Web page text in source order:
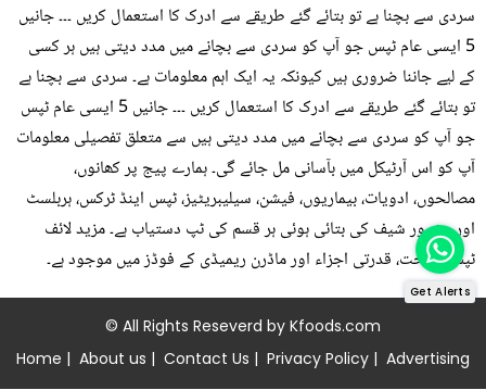
سردی سے بچنا ہے تو بتائے گئے طریقے سے ادرک کا استعمال کریں ۔۔۔ جانیں
5 ایسی عام ٹپس جو آپ کو سردی سے بچانے میں مدد دیتی ہیں ہر کسی
کے لیے جاننا ضروری ہیں کیونکہ یہ ایک اہم معلومات ہے۔ سردی سے بچنا ہے
تو بتائے گئے طریقے سے ادرک کا استعمال کریں ۔۔۔ جانیں 5 ایسی عام ٹپس
جو آپ کو سردی سے بچانے میں مدد دیتی ہیں سے متعلق تفصیلی معلومات
آپ کو اس آرٹیکل میں بآسانی مل جائے گی۔ ہمارے پیج پر کھانوں،
مصالحوں، ادویات، بیماریوں، فیشن، سیلیبریٹیز، ٹپس اینڈ ٹرکس، ہربلسٹ
اور مشہور شیف کی بتائی ہوئی ہر قسم کی ٹپ دستیاب ہے۔ مزید لائف
ٹپس، صحت، قدرتی اجزاء اور ماڈرن ریمیڈی کے فوڈز میں موجود ہے۔
© All Rights Reseverd by Kfoods.com
Home | About us | Contact Us | Privacy Policy | Advertising
Get Alerts